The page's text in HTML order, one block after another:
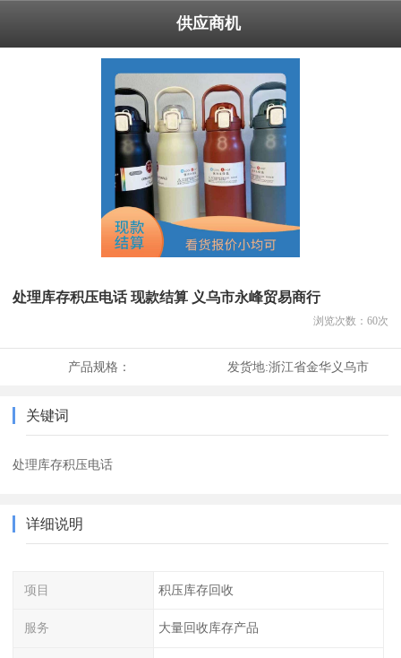
供应商机
处理库存积压电话 现款结算 义乌市永峰贸易商行
浏览次数： 60次
产品规格： 发货地:浙江省金华义乌市
关键词
处理库存积压电话
详细说明
项目 积压库存回收
服务 大量回收库存产品